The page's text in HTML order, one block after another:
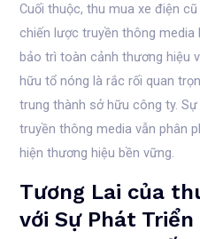
Cuối thuộc, thu mua xe điện
chiến lược truyền thông media
bảo trì toàn cảnh thương hiệu
hữu tổ nóng là rắc rối quan
trung thành sở hữu công ty.
truyền thông media vẫn phân
hiện thương hiệu bền vững.
Tương Lai của
với Sự Phát